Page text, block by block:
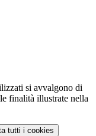
si avvalgono di
finalità illustrate nella
tutti i cookies